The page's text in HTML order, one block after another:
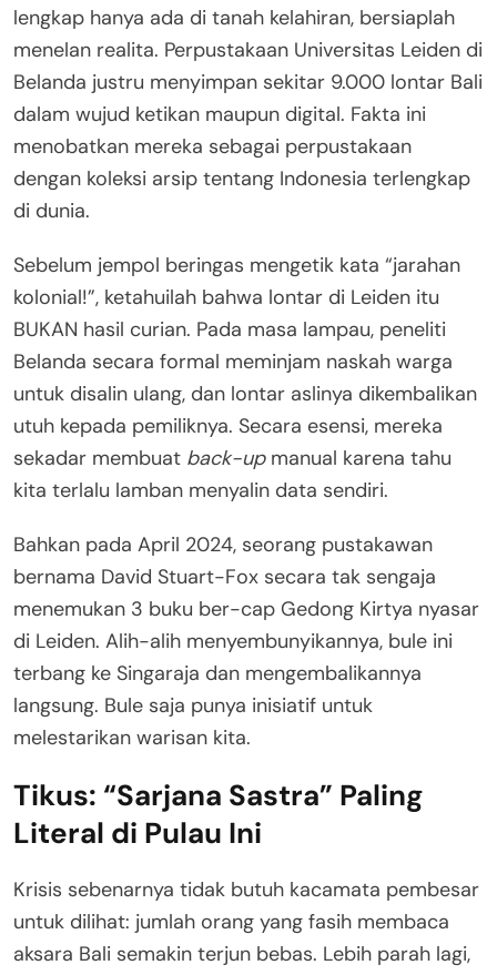
lengkap hanya ada di tanah kelahiran, bersiaplah
menelan realita. Perpustakaan Universitas Leiden di
Belanda justru menyimpan sekitar 9.000 lontar Bali
dalam wujud ketikan maupun digital. Fakta ini
menobatkan mereka sebagai perpustakaan
dengan koleksi arsip tentang Indonesia terlengkap
di dunia.
Sebelum jempol beringas mengetik kata “jarahan
kolonial!”, ketahuilah bahwa lontar di Leiden itu
BUKAN hasil curian. Pada masa lampau, peneliti
Belanda secara formal meminjam naskah warga
untuk disalin ulang, dan lontar aslinya dikembalikan
utuh kepada pemiliknya. Secara esensi, mereka
sekadar membuat back-upmanual karena tahu
kita terlalu lamban menyalin data sendiri.
Bahkan pada April 2024, seorang pustakawan
bernama David Stuart-Fox secara tak sengaja
menemukan 3 buku ber-cap Gedong Kirtya nyasar
di Leiden. Alih-alih menyembunyikannya, bule ini
terbang ke Singaraja dan mengembalikannya
langsung. Bule saja punya inisiatif untuk
melestarikan warisan kita.
Tikus: “Sarjana Sastra” Paling
Literal di Pulau Ini
Krisis sebenarnya tidak butuh kacamata pembesar
untuk dilihat: jumlah orang yang fasih membaca
aksara Bali semakin terjun bebas. Lebih parah lagi,